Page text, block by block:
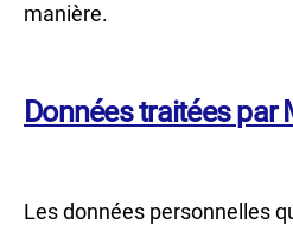
manière.
Données traitées par
Les données personnelles